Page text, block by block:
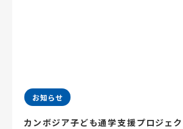
お知らせ
カンボジア子ども通学支援プロジェ